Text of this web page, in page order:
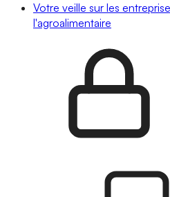
Votre veille sur les
l'agroalimentaire